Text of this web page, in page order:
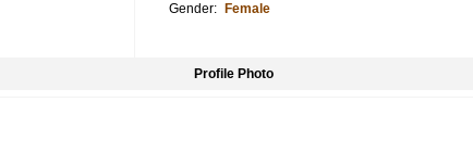
Gender:
Female
Profile Photo